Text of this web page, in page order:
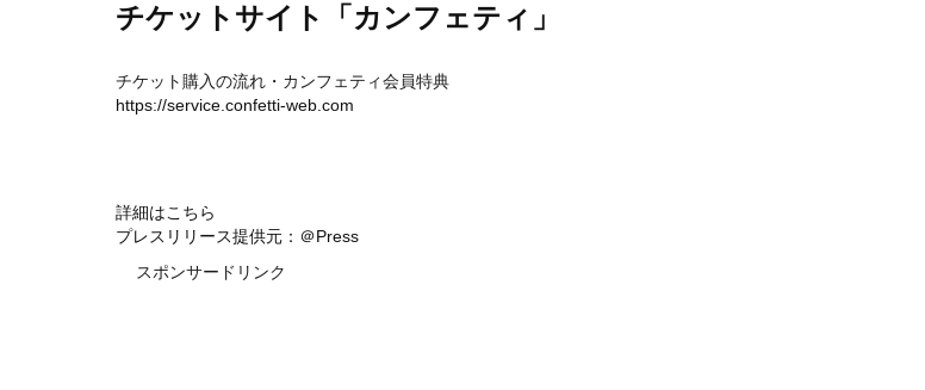
チケットサイト「カンフェティ」
チケット購入の流れ・カンフェティ会員特典
https://service.confetti-web.com
詳細はこちら
プレスリリース提供元：＠Press
スポンサードリンク